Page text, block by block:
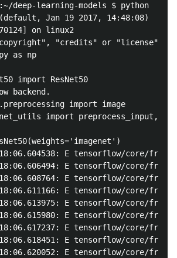
deep-learning-models $ python
Jan 19 2017, 14:48:08)
on linux2
"credits" or "license" for
as np
import ResNet50
backend.
import image
import preprocess_input,
E tensorflow/core/
E tensorflow/core/
E tensorflow/core/
E tensorflow/core/
E tensorflow/core/
E tensorflow/core/
E tensorflow/core/
E tensorflow/core/
E tensorflow/core/